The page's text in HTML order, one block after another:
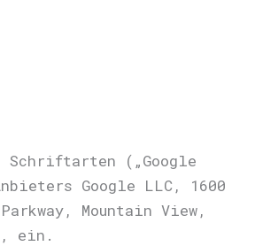
(„Google
Google LLC, 1600
Mountain View,
ein.